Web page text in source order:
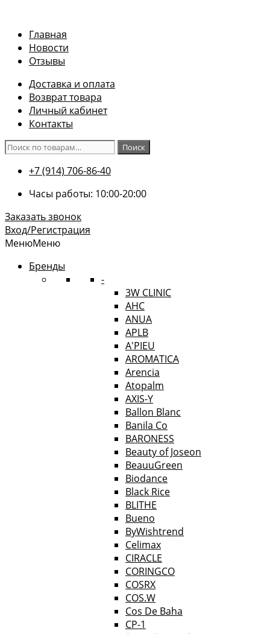
содержимому
Главная
Новости
Отзывы
Доставка и оплата
Возврат товара
Личный кабинет
Контакты
Искать:
Поиск
+7 (914) 706-86-40
Часы работы: 10:00-20:00
Заказать звонок
Вход/Регистрация
МенюМеню
Бренды
-
3W CLINIC
AHC
ANUA
APLB
A'PIEU
AROMATICA
Arencia
Atopalm
AXIS-Y
Ballon Blanc
Banila Co
BARONESS
Beauty of Joseon
BeauuGreen
Biodance
Black Rice
BLITHE
Bueno
ByWishtrend
Celimax
CIRACLE
CORINGCO
COSRX
COS.W
Cos De Baha
CP-1